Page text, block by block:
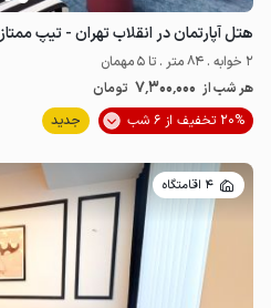
هتل آپارتمان در انقلاب تهران - تیپ ممتاز
2 خوابه . 84 متر . تا 5 مهمان
هر شب از 7٬300٬000 تومان
20% تخفیف از 6 شب
جدید
4 اقامتگاه